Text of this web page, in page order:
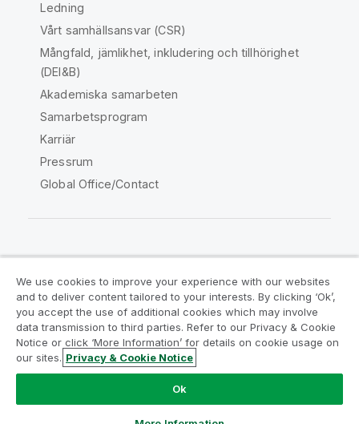
Ledning
Vårt samhällsansvar (CSR)
Mångfald, jämlikhet, inkludering och tillhörighet
(DEI&B)
Akademiska samarbeten
Samarbetsprogram
Karriär
Pressrum
Global Office/Contact
Juridiska avtal
Produktvillkor
Legal Policies
Legal Policies
Användningsvillkor
Varumärken
Do Not Share My Info
Copyright © 1993-2026 QlikTech International AB. Alla
We use cookies to improve your experience with our websites
and to deliver content tailored to your interests. By clicking ‘Ok’,
you accept the use of additional cookies which may involve
data transmission to third parties. Refer to our Privacy & Cookie
Notice or click ‘More Information’ for details on cookie usage on
our sites. Privacy & Cookie Notice
Ok